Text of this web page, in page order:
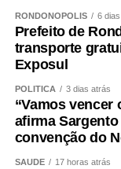
RONDONÓPOLIS 6
Prefeito de
transporte
Exposul
POLÍTICA 3 dias atrás
“Vamos vencer
afirma
convenção do
SAÚDE 17 horas atrás